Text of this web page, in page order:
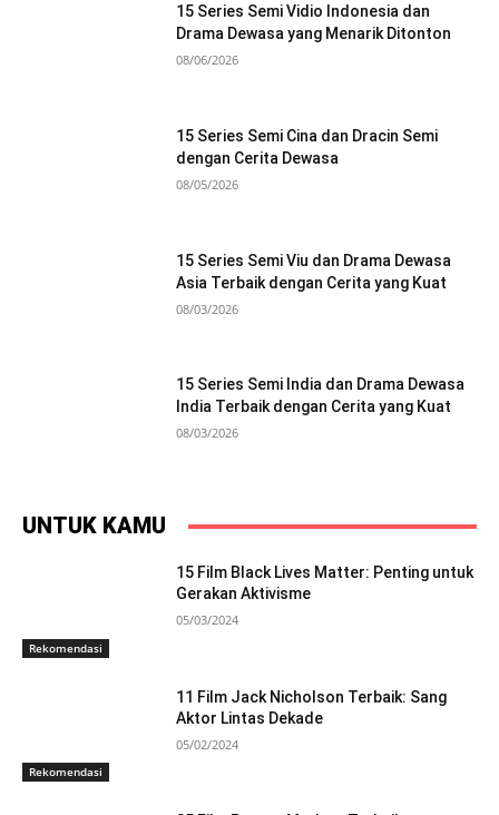
15 Series Semi Vidio Indonesia dan
Drama Dewasa yang Menarik Ditonton
08/06/2026
15 Series Semi Cina dan Dracin Semi
dengan Cerita Dewasa
08/05/2026
15 Series Semi Viu dan Drama Dewasa
Asia Terbaik dengan Cerita yang Kuat
08/03/2026
15 Series Semi India dan Drama Dewasa
India Terbaik dengan Cerita yang Kuat
08/03/2026
UNTUK KAMU
Rekomendasi
15 Film Black Lives Matter: Penting untuk
Gerakan Aktivisme
05/03/2024
Rekomendasi
11 Film Jack Nicholson Terbaik: Sang
Aktor Lintas Dekade
05/02/2024